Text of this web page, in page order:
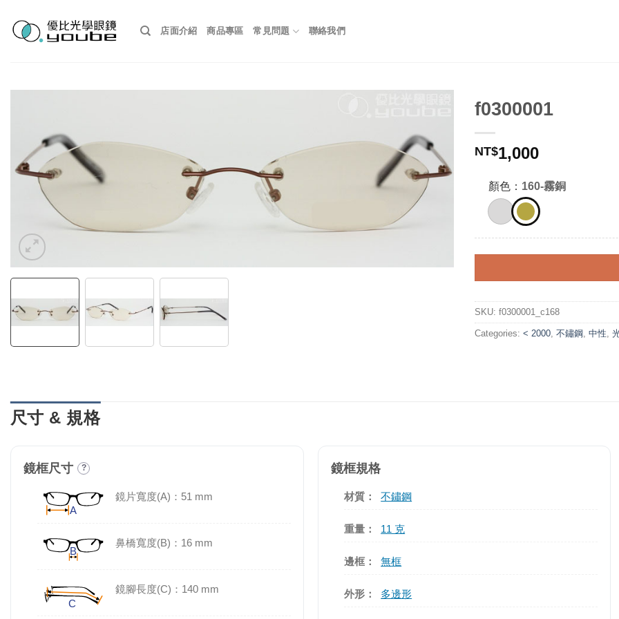
content
店面介紹 商品專區 常見問題 聯絡我們
f0300001
NT$1,000
顏色： 160-霧銅
SKU: f0300001_c168
Categories: < 2000 不鏽鋼 中性
尺寸 & 規格
鏡框尺寸 ?
鏡片寬度(A)：51 mm
鼻橋寬度(B)：16 mm
鏡腳長度(C)：140 mm
鏡框規格
材質： 不鏽鋼
重量： 11 克
邊框： 無框
外形： 多邊形